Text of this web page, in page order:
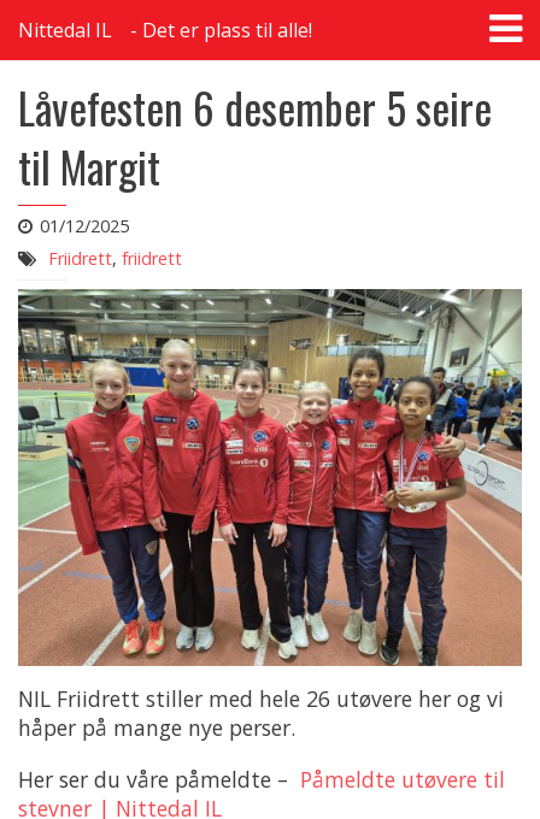
Nittedal IL Det er plass til alle!
Låvefesten 6 desember 5 seire
til Margit
01/12/2025
Friidrett, friidrett
NIL Friidrett stiller med hele 26 utøvere her og vi
håper på mange nye perser.
Her ser du våre påmeldte – Påmeldte utøvere til
stevner | Nittedal IL